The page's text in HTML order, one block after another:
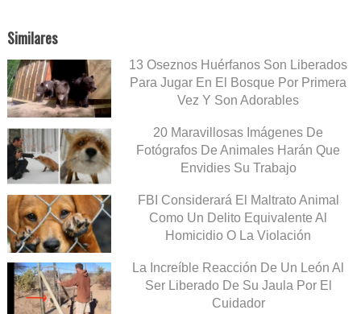
Similares
13 Oseznos Huérfanos Son Liberados
Para Jugar En El Bosque Por Primera
Vez Y Son Adorables
20 Maravillosas Imágenes De
Fotógrafos De Animales Harán Que
Envidies Su Trabajo
FBI Considerará El Maltrato Animal
Como Un Delito Equivalente Al
Homicidio O La Violación
La Increíble Reacción De Un León Al
Ser Liberado De Su Jaula Por El
Cuidador